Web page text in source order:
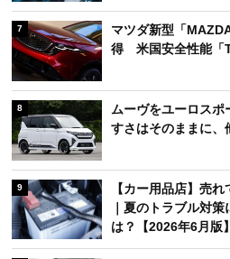
7
マツダ新型「
得 米国安全性能「
8
ムーヴをユーロスポ
すさはそのままに、
9
【カー用品店】売
｜夏のトラブル対
は？【2026年6月版】